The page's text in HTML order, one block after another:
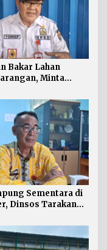
Bakar Lahan
Minta
Sementara di
Dinsos Tarakan
Asal Jawa Barat